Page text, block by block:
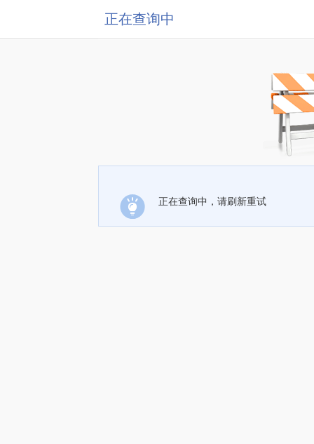
正在查询中
正在查询中，请刷新重试